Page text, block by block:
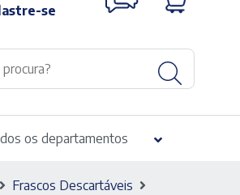
se
os departamentos
Frascos Descartáveis